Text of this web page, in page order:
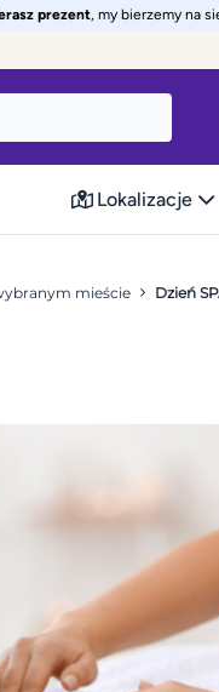
prezent, my bierzemy na
Lokalizacje
mieście Dzień